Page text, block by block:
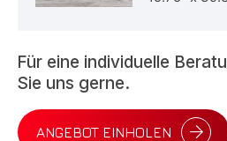
Für eine individuelle
Sie uns gerne.
ANGEBOT EINHOLEN